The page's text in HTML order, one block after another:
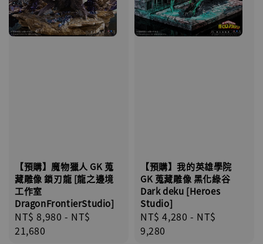
【預購】魔物獵人 GK 蒐
藏雕像 鎖刃龍 [龍之邊境
工作室
DragonFrontierStudio]
Regular
price
NT$ 8,980 - NT$
21,680
【預購】我的英雄學院
GK 蒐藏雕像 黑化綠谷
Dark deku [Heroes
Studio]
Regular
price
NT$ 4,280 - NT$
9,280